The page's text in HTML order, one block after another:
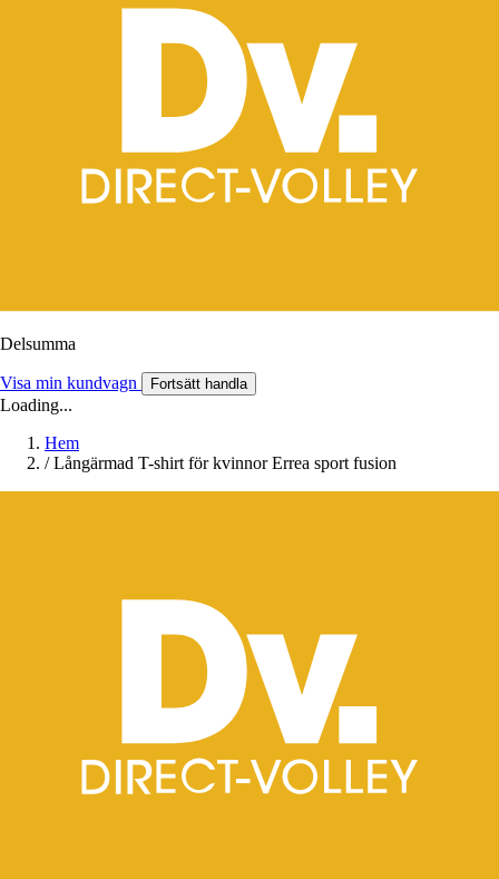
Delsumma
Visa min kundvagn Fortsätt handla
Loading...
Hem
/ Långärmad T-shirt för kvinnor Errea sport fusion